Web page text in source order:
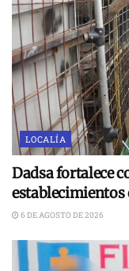
LOCALÍA
Dadsa fortalece
establecimientos
6 DE AGOSTO DE 2026